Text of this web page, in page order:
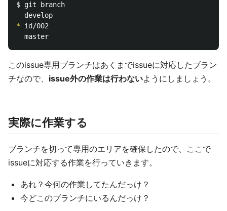
$ git branch
*
id/002
このissue専用ブランチはあくまでissueに対応したブラン
チなので、 issue外の作業は行わないようにしましょう。
実際に作業する
ブランチを切って専用のエリアを確保したので、ここで
issueに対応する作業を行っていきます。
あれ？今何の作業してたんだっけ？
今どこのブランチにいるんだっけ？